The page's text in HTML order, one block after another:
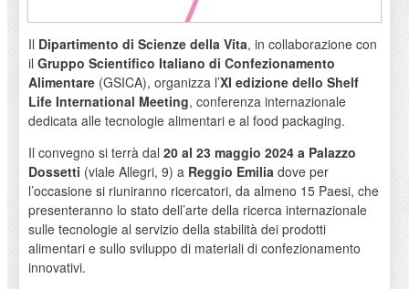
Il Dipartimento di Scienze della Vita, in collaborazione con
il Gruppo Scientifico Italiano di Confezionamento
Alimentare(GSICA), organizza l’XI edizione dello Shelf
Life International Meeting, conferenza internazionale
dedicata alle tecnologie alimentari e al food packaging.
Il convegno si terrà dal 20 al 23 maggio 2024 a Palazzo
Dossetti (viale Allegri, 9) a Reggio Emiliadove per
l’occasione si riuniranno ricercatori, da almeno 15 Paesi, che
presenteranno lo stato dell’arte della ricerca internazionale
sulle tecnologie al servizio della stabilità dei prodotti
alimentari e sullo sviluppo di materiali di confezionamento
innovativi.